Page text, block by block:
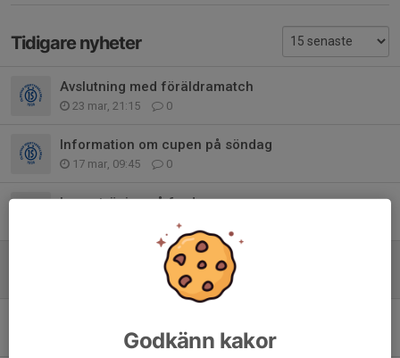
Tidigare nyheter
Avslutning med föräldramatch
23 mar, 21:15 0
Information om cupen på söndag
17 mar, 09:45 0
Ingen träning på fredag
21 jan, 21:28 0
Godkänn kakor